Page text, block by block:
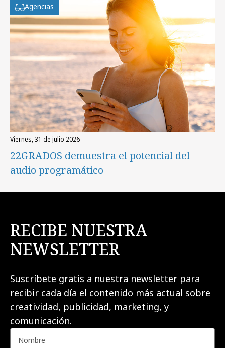
Agencias
viernes, 31 de julio 2026
22GRADOS demuestra el potencial del
audio programático
RECIBE NUESTRA
NEWSLETTER
Suscríbete gratis a nuestra newsletter para
recibir cada día el contenido más actual sobre
creatividad, publicidad, marketing, y
comunicación.